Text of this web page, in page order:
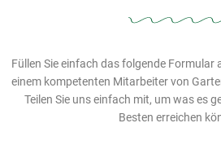
Füllen Sie einfach das folgende Formular
einem kompetenten Mitarbeiter von
Teilen Sie uns einfach mit, um was es
Besten erreichen